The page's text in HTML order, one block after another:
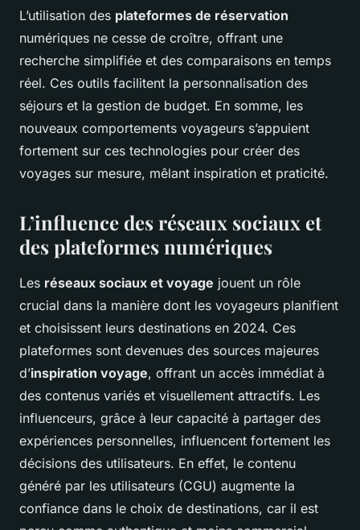
L’utilisation des plateformes de réservation
numériques ne cesse de croître, offrant une
recherche simplifiée et des comparaisons en temps
réel. Ces outils facilitent la personnalisation des
séjours et la gestion de budget. En somme, les
nouveaux comportements voyageurs s’appuient
fortement sur ces technologies pour créer des
voyages sur mesure, mêlant inspiration et praticité.
L’influence des réseaux sociaux et
des plateformes numériques
Les réseaux sociaux et voyage jouent un rôle
crucial dans la manière dont les voyageurs planifient
et choisissent leurs destinations en 2024. Ces
plateformes sont devenues des sources majeures
d’inspiration voyage, offrant un accès immédiat à
des contenus variés et visuellement attractifs. Les
influenceurs, grâce à leur capacité à partager des
expériences personnelles, influencent fortement les
décisions des utilisateurs. En effet, le contenu
généré par les utilisateurs (CGU) augmente la
confiance dans le choix de destinations, car il est